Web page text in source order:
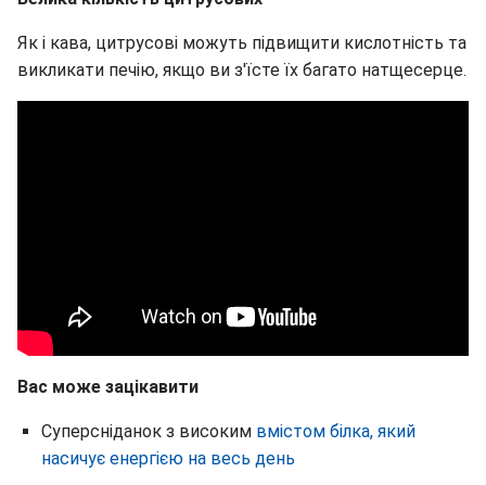
Як і кава, цитрусові можуть підвищити кислотність та
викликати печію, якщо ви з'їсте їх багато натщесерце.
Вас може зацікавити
Суперсніданок з високим вмістом білка, який
насичує енергією на весь день